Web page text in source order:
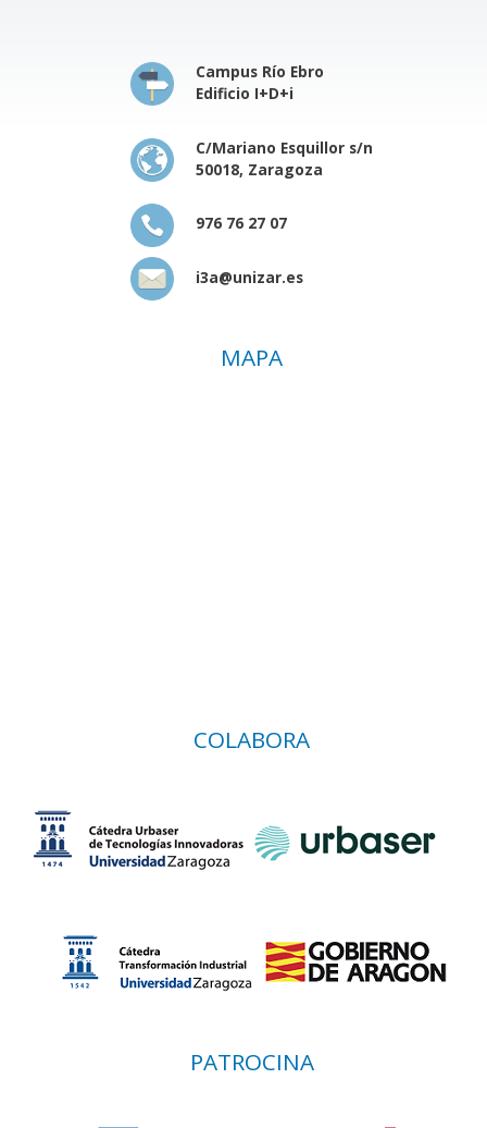
Campus Río Ebro
Edificio I+D+i
C/Mariano Esquillor s/n
50018, Zaragoza
976 76 27 07
i3a@unizar.es
MAPA
COLABORA
PATROCINA